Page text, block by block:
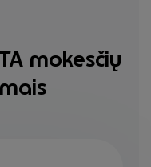
mokesčių